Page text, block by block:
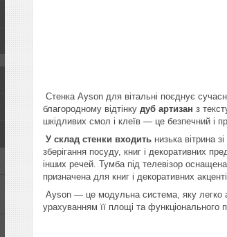
Стенка Ayson для вітальні поєднує
благородному відтінку дуб артизан з
шкідливих смол і клеїв — це безпечний і
У склад стенки входить низька вітрина
зберігання посуду, книг і декоративних
інших речей. Тумба під телевізор
призначена для книг і декоративних
Ayson — це модульна система, яку легко
урахуванням її площі та функціонального